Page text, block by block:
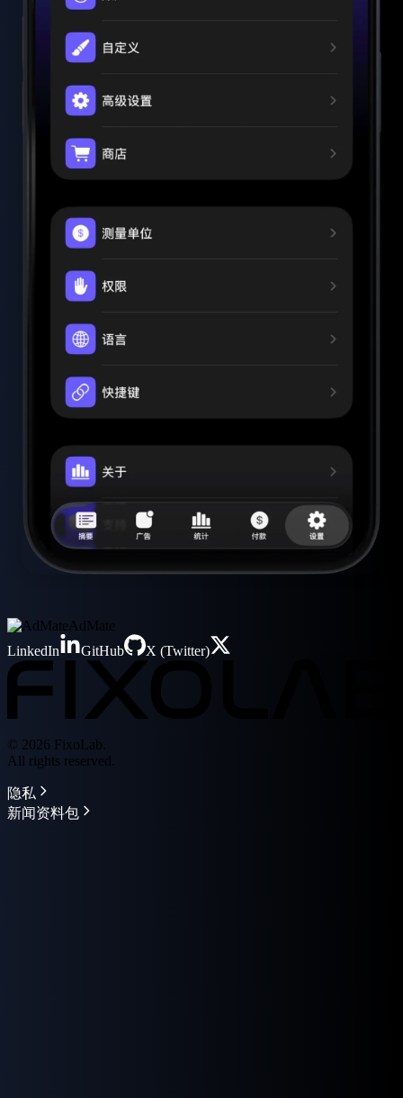
AdMate
LinkedIn
GitHub X (Twitter)
© 2026 FixoLab.
All rights reserved.
隐私
新闻资料包